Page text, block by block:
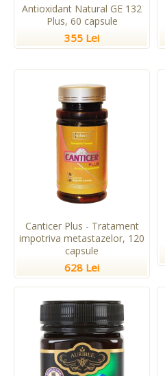
Antioxidant Natural GE 132
Plus, 60 capsule
355 Lei
Canticer Plus - Tratament
impotriva metastazelor, 120
capsule
628 Lei